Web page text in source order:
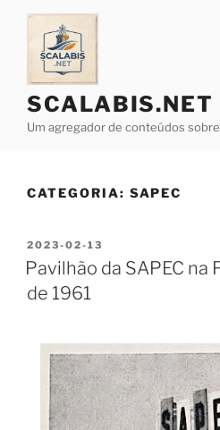
Saltar
conteúdo
SCALABIS.NET
Um agregador de conteúdos
CATEGORIA: SAPEC
PUBLICADO
EM
2023-02-13
Pavilhão da SAPEC na
de 1961